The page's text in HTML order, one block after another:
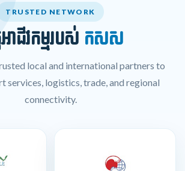
TRUSTED NETWORK
ាជីវកម្មរបស់ កសស
local and international partners to
services, logistics, trade, and regional
connectivity.